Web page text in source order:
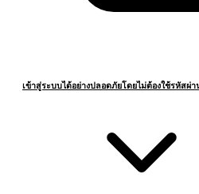
เข้าสู่ระบบได้อย่างปลอดภัยโดยไม่ต้องใช้รหัสผ่า